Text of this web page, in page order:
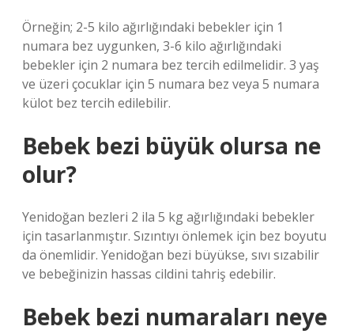
Örneğin; 2-5 kilo ağırlığındaki bebekler için 1
numara bez uygunken, 3-6 kilo ağırlığındaki
bebekler için 2 numara bez tercih edilmelidir. 3 yaş
ve üzeri çocuklar için 5 numara bez veya 5 numara
külot bez tercih edilebilir.
Bebek bezi büyük olursa ne
olur?
Yenidoğan bezleri 2 ila 5 kg ağırlığındaki bebekler
için tasarlanmıştır. Sızıntıyı önlemek için bez boyutu
da önemlidir. Yenidoğan bezi büyükse, sıvı sızabilir
ve bebeğinizin hassas cildini tahriş edebilir.
Bebek bezi numaraları neye